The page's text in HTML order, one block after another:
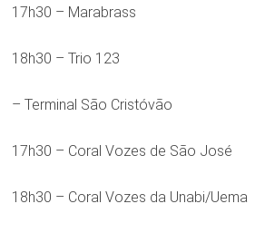
17h30 – Marabrass
18h30 – Trio 123
– Terminal São Cristóvão
17h30 – Coral Vozes de São José
18h30 – Coral Vozes da Unabi/Uema